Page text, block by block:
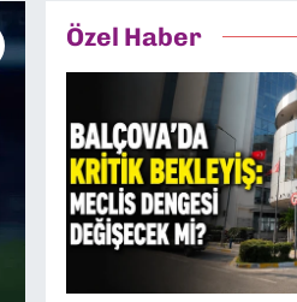
Özel Haber